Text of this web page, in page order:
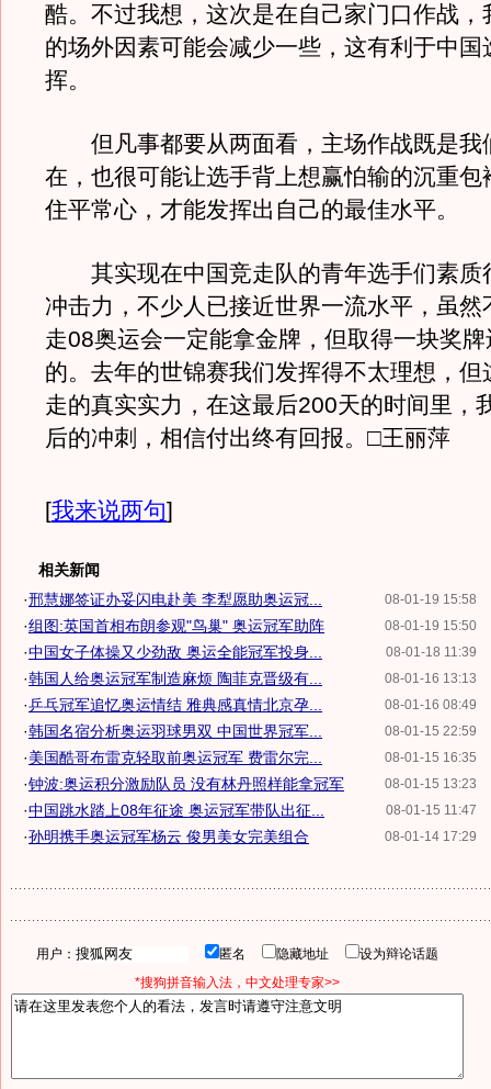
酷。不过我想，这次是在自己家门口作战，
的场外因素可能会减少一些，这有利于中国
挥。
但凡事都要从两面看，主场作战既是我
在，也很可能让选手背上想赢怕输的沉重包
住平常心，才能发挥出自己的最佳水平。
其实现在中国竞走队的青年选手们素质
冲击力，不少人已接近世界一流水平，虽然
走08奥运会一定能拿金牌，但取得一块奖
的。去年的世锦赛我们发挥得不太理想，但
走的真实实力，在这最后200天的时间里，
后的冲刺，相信付出终有回报。□王丽萍
[我来说两句]
相关新闻
08-01-19 15:58
·邢慧娜签证办妥闪电赴美 李犁愿助奥运冠...
08-01-19 15:50
·组图:英国首相布朗参观"鸟巢" 奥运冠军助阵
08-01-18 11:39
·中国女子体操又少劲敌 奥运全能冠军投身...
08-01-16 13:13
·韩国人给奥运冠军制造麻烦 陶菲克晋级有...
08-01-16 08:49
·乒乓冠军追忆奥运情结 雅典感真情北京孕...
08-01-15 22:59
·韩国名宿分析奥运羽球男双 中国世界冠军...
08-01-15 16:35
·美国酷哥布雷克轻取前奥运冠军 费雷尔完...
08-01-15 13:23
·钟波:奥运积分激励队员 没有林丹照样能拿冠军
08-01-15 11:47
·中国跳水踏上08年征途 奥运冠军带队出征...
08-01-14 17:29
·孙明携手奥运冠军杨云 俊男美女完美组合
用户： 匿名 隐藏地址
设为辩论话题
*搜狗拼音输入法，中文处理专家>>